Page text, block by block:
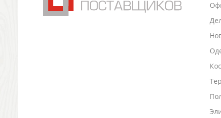
Антистрессы